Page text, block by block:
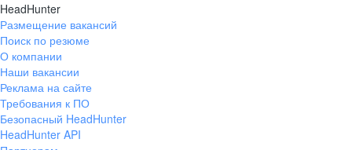
HeadHunter
Размещение вакансий
Поиск по резюме
О компании
Наши вакансии
Реклама на сайте
Требования к ПО
Безопасный HeadHunter
HeadHunter API